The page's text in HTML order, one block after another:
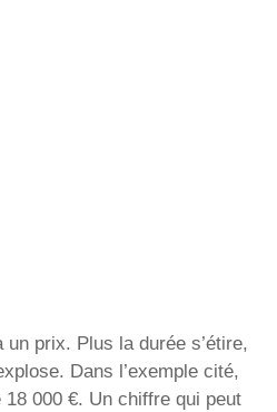
prix. Plus la durée s’étire,
Dans l’exemple cité,
18 000 €. Un chiffre qui peut